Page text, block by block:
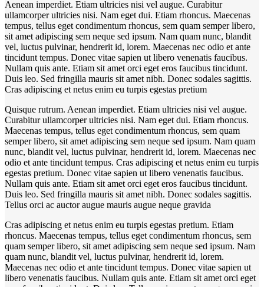
Aenean imperdiet. Etiam ultricies nisi vel augue. Curabitur
ullamcorper ultricies nisi. Nam eget dui. Etiam rhoncus. Maecenas
tempus, tellus eget condimentum rhoncus, sem quam semper libero,
sit amet adipiscing sem neque sed ipsum. Nam quam nunc, blandit
vel, luctus pulvinar, hendrerit id, lorem. Maecenas nec odio et ante
tincidunt tempus. Donec vitae sapien ut libero venenatis faucibus.
Nullam quis ante. Etiam sit amet orci eget eros faucibus tincidunt.
Duis leo. Sed fringilla mauris sit amet nibh. Donec sodales sagittis.
Cras adipiscing et netus enim eu turpis egestas pretium
Quisque rutrum. Aenean imperdiet. Etiam ultricies nisi vel augue.
Curabitur ullamcorper ultricies nisi. Nam eget dui. Etiam rhoncus.
Maecenas tempus, tellus eget condimentum rhoncus, sem quam
semper libero, sit amet adipiscing sem neque sed ipsum. Nam quam
nunc, blandit vel, luctus pulvinar, hendrerit id, lorem. Maecenas nec
odio et ante tincidunt tempus. Cras adipiscing et netus enim eu turpis
egestas pretium. Donec vitae sapien ut libero venenatis faucibus.
Nullam quis ante. Etiam sit amet orci eget eros faucibus tincidunt.
Duis leo. Sed fringilla mauris sit amet nibh. Donec sodales sagittis.
Tellus orci ac auctor augue mauris augue neque gravida
Cras adipiscing et netus enim eu turpis egestas pretium. Etiam
rhoncus. Maecenas tempus, tellus eget condimentum rhoncus, sem
quam semper libero, sit amet adipiscing sem neque sed ipsum. Nam
quam nunc, blandit vel, luctus pulvinar, hendrerit id, lorem.
Maecenas nec odio et ante tincidunt tempus. Donec vitae sapien ut
libero venenatis faucibus. Nullam quis ante. Etiam sit amet orci eget